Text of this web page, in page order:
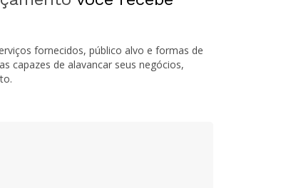
fornecidos, público alvo e formas de
capazes de alavancar seus negócios,